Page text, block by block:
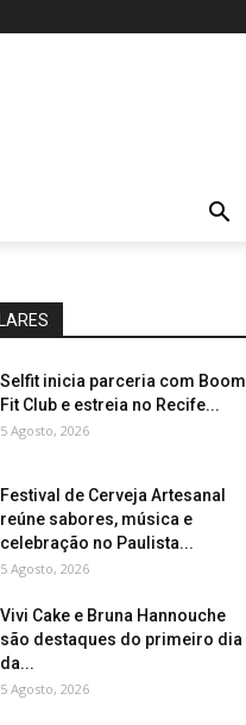
Selfit inicia parceria com Boom
Fit Club e estreia no Recife...
5 Agosto, 2026
Festival de Cerveja Artesanal
reúne sabores, música e
celebração no Paulista...
5 Agosto, 2026
Vivi Cake e Bruna Hannouche
são destaques do primeiro dia
da...
5 Agosto, 2026